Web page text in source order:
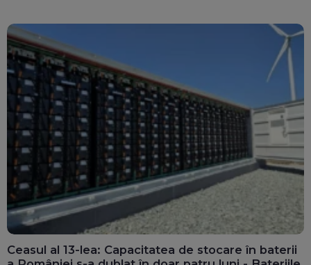
Ceasul al 13-lea: Capacitatea de stocare în baterii